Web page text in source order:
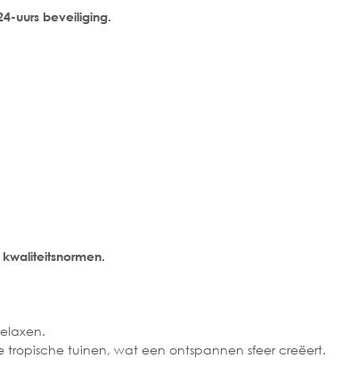
uurs beveiliging.
tuinen, wat een ontspannen sfeer creëert.